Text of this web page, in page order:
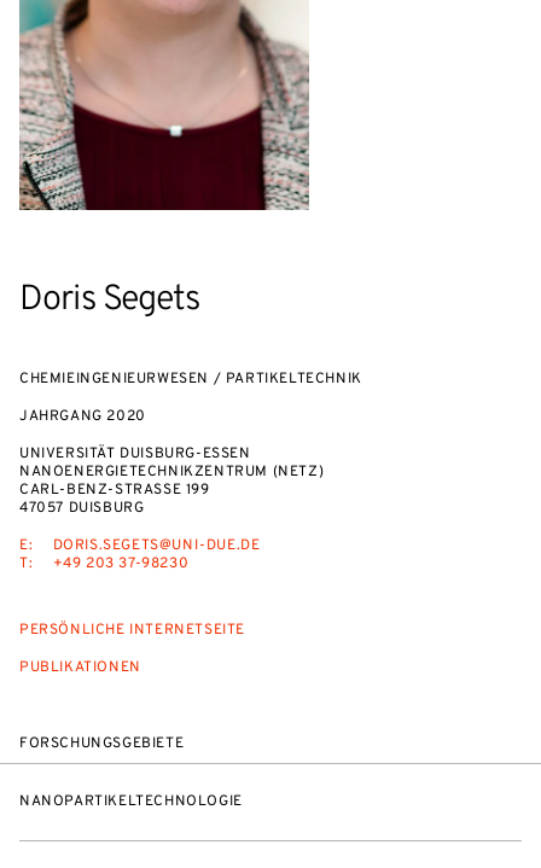
Doris Segets
CHEMIEINGENIEURWESEN / PARTIKELTECHNIK
JAHRGANG 2020
UNIVERSITÄT DUISBURG-ESSEN
NANOENERGIETECHNIKZENTRUM (NETZ)
CARL-BENZ-STRASSE 199
47057 DUISBURG
E:
DORIS.SEGETS@UNI-DUE.DE
T:
+49 203 37-98230
PERSÖNLICHE INTERNETSEITE
PUBLIKATIONEN
FORSCHUNGSGEBIETE
NANOPARTIKELTECHNOLOGIE